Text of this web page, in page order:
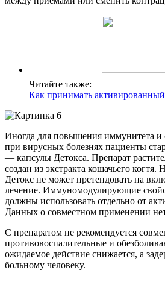
Читайте также:
Как принимать
Иногда для повышения иммунитета и
при вирусных болезнях пациенты
— капсулы Детокса. Препарат
создан из экстракта кошачьего когтя.
Детокс не может претендовать на
лечение. Иммуномодулирующие
должны использовать отдельно от
Данных о совместном применении
С препаратом не рекомендуется
противовоспалительные и
ожидаемое действие снижается, а
больному человеку.